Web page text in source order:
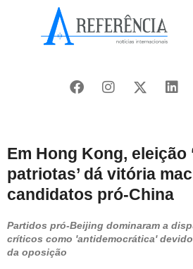
Em Hong Kong, eleição
patriotas’ dá vitória
candidatos pró-China
Partidos pró-Beijing dominaram a
críticos como 'antidemocrática'
da oposição